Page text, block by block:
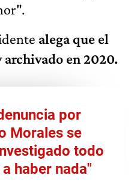
alega que el
archivado en 2020.
por
Morales se
todo
haber nada"